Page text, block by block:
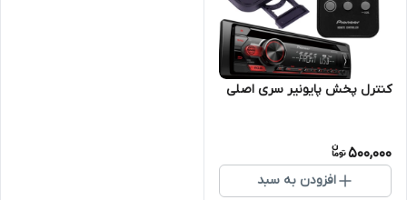
کنترل پخش پایونیر سری اصلی
500,000
افزودن به سبد